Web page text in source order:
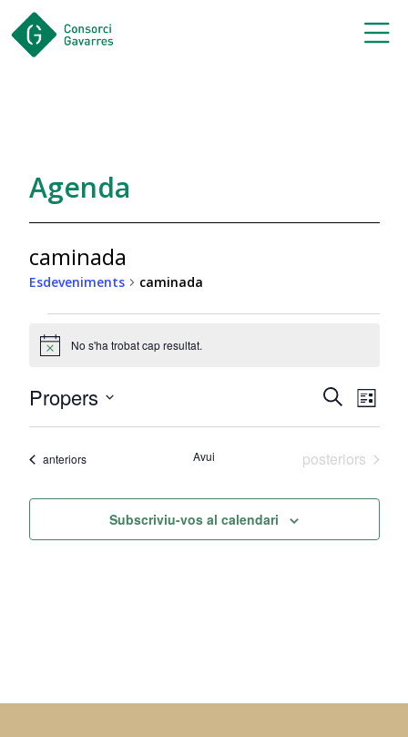
Agenda
caminada
Esdeveniments caminada
Esdeveniments
Notice No s'ha trobat cap resultat.
visual
i
Cerca
de
Llista
Propers
data.
Esdeveniments
anteriors Avui Esdeveniments
posteriors
Subscriviu-vos al calendari